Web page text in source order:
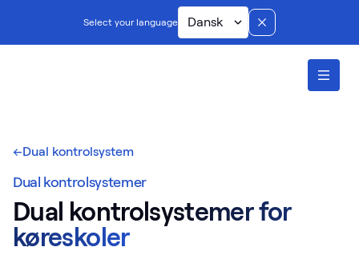
Select your language Dansk
←Dual kontrolsystem
Dual kontrolsystemer
Dual kontrolsystemer for
køreskoler